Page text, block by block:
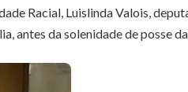
Racial, Luislinda Valois,
antes da solenidade de posse